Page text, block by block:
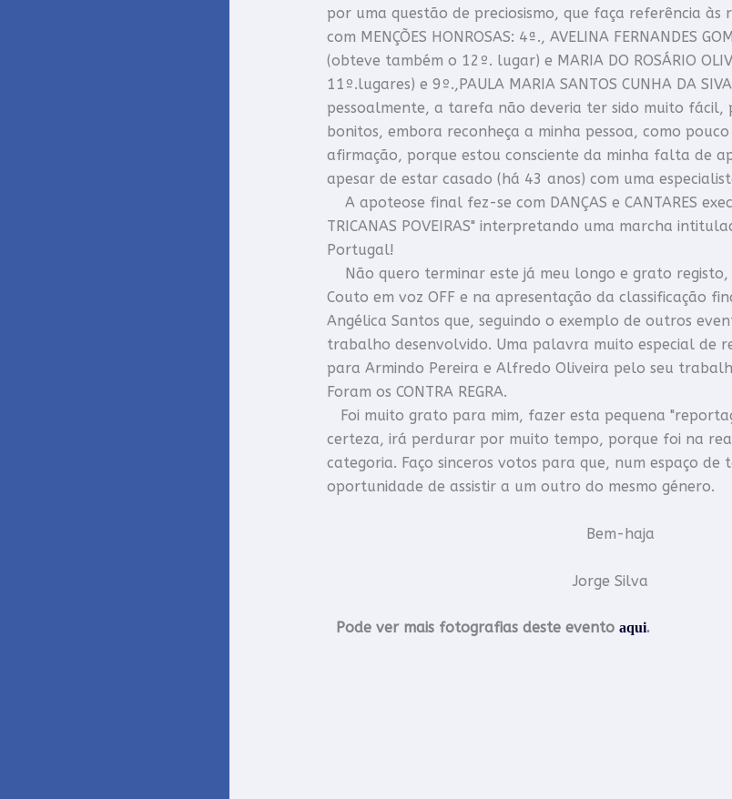
por uma questão de preciosismo, que faça referência às
com MENÇÕES HONROSAS: 4ª., AVELINA FERNANDES
(obteve também o 12º. lugar) e MARIA DO ROSÁRIO
11º.lugares) e 9º.,PAULA MARIA SANTOS CUNHA DA
pessoalmente, a tarefa não deveria ter sido muito fácil,
bonitos, embora reconheça a minha pessoa, como
afirmação, porque estou consciente da minha falta de
apesar de estar casado (há 43 anos) com uma
A apoteose final fez-se com DANÇAS e CANTARES
TRICANAS POVEIRAS" interpretando uma marcha
Portugal!
Não quero terminar este já meu longo e grato registo,
Couto em voz OFF e na apresentação da classificação
Angélica Santos que, seguindo o exemplo de outros
trabalho desenvolvido. Uma palavra muito especial de
para Armindo Pereira e Alfredo Oliveira pelo seu
Foram os CONTRA REGRA.
Foi muito grato para mim, fazer esta pequena
certeza, irá perdurar por muito tempo, porque foi na
categoria. Faço sinceros votos para que, num espaço
oportunidade de assistir a um outro do mesmo género.
Bem-haja
Jorge Silva
Pode ver mais fotografias deste evento aqui.